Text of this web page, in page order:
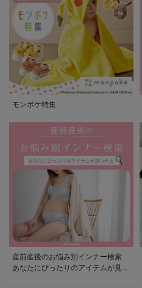
モンポケ特集
産前産後のお悩み別インナー検索
あなたにぴったりのアイテムが見つ